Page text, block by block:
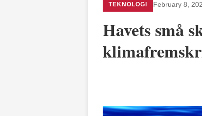
TEKNOLOGI February 8,
Havets små